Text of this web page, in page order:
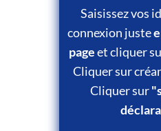
Saisissez vos
connexion juste
pageet cliquer
Cliquer sur
Cliquer sur